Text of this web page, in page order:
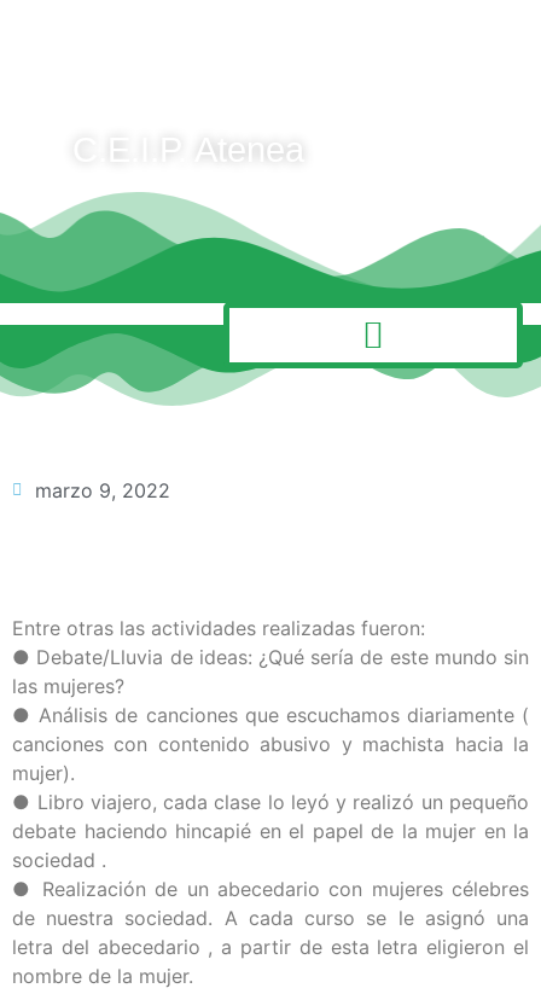
C.E.I.P. Atenea
MENÚ
marzo 9, 2022
Entre otras las actividades realizadas fueron:
● Debate/Lluvia de ideas: ¿Qué sería de este mundo sin
las mujeres?
● Análisis de canciones que escuchamos diariamente (
canciones con contenido abusivo y machista hacia la
mujer).
● Libro viajero, cada clase lo leyó y realizó un pequeño
debate haciendo hincapié en el papel de la mujer en la
sociedad .
● Realización de un abecedario con mujeres célebres
de nuestra sociedad. A cada curso se le asignó una
letra del abecedario , a partir de esta letra eligieron el
nombre de la mujer.